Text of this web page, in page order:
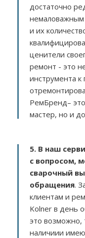
достаточно
немаловажным
и их
ценители
ремонт - это
инструмента
РемБренд–
мастер, но и
5. В наш
с вопросом,
сварочный
обращения.
клиентам и
Kolner в день
это возможно,
наличиии